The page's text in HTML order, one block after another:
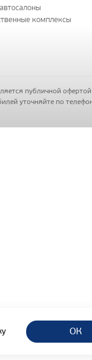
комплексы
публичной офертой
уточняйте по
ОК